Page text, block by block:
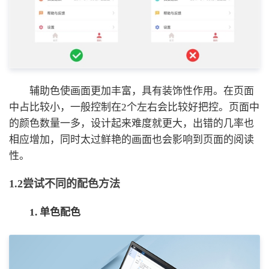
辅助色使画面更加丰富，具有装饰性作用。在页面
中占比较小，一般控制在2个左右会比较好把控。页面中
的颜色数量一多，设计起来难度就更大，出错的几率也
相应增加，同时太过鲜艳的画面也会影响到页面的阅读
性。
1.2尝试不同的配色方法
1. 单色配色